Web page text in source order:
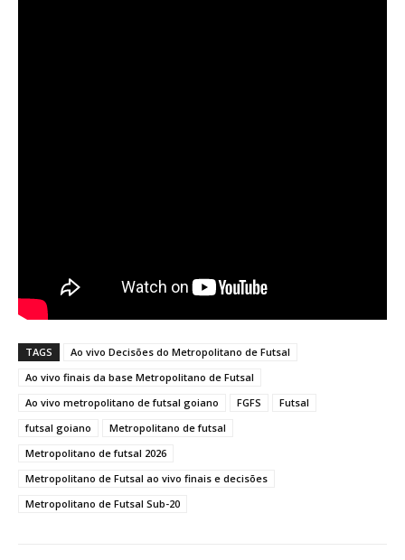
TAGS
Ao vivo Decisões do Metropolitano de Futsal
Ao vivo finais da base Metropolitano de Futsal
Ao vivo metropolitano de futsal goiano
FGFS
Futsal
futsal goiano
Metropolitano de futsal
Metropolitano de futsal 2026
Metropolitano de Futsal ao vivo finais e decisões
Metropolitano de Futsal Sub-20